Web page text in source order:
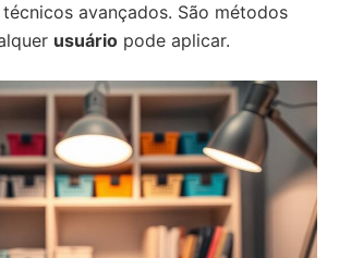
avançados. São métodos
usuário pode aplicar.